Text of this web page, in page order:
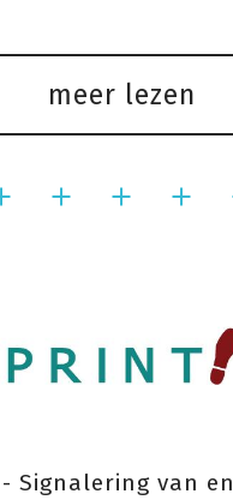
meer lezen
- Signalering van en